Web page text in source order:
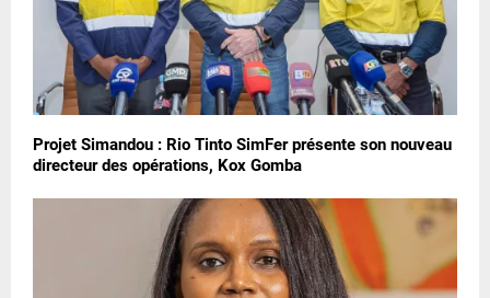
Projet Simandou : Rio Tinto SimFer présente son nouveau
directeur des opérations, Kox Gomba